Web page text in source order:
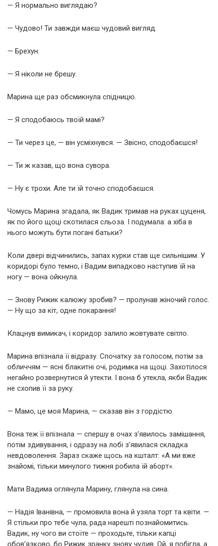
— Я нормально виглядаю?
— Чудово! Ти завжди маєш чудовий вигляд.
— Брехун.
— Я ніколи не брешу.
Марина ще раз обсмикнула спідницю.
— Я сподобаюсь твоїй мамі?
— Ти через це, — він усміхнувся. — Звісно, сподобаєшся!
— Ти ж казав, що вона сувора.
— Ну є трохи. Але ти їй точно сподобаєшся.
Чомусь Марина згадала, як Вадик тримав на руках цуценя,
як по його щоці скотилася сльоза. І подумала: а хіба в
нього можуть бути погані батьки?
Коли двері відчинились, запах курки став ще сильнішим. У
коридорі було темно, і Вадим випадково наступив їй на
ногу — вона ойкнула.
— Знову Рижик калюжу зробив? — пролунав жіночий голос.
— Ну що за кіт, одне покарання!
Клацнув вимикач, і коридор залило жовтувате світло.
Марина впізнала її відразу. Спочатку за голосом, потім за
обличчям — ясні блакитні очі, родимка на щоці. Захотілося
негайно розвернутися й утекти. І вона б утекла, якби Вадик
не схопив її за руку.
— Мамо, це моя Марина, — сказав він з гордістю.
Вона теж її впізнала — спершу в очах з’явилось замішання,
потім здивування, і одразу на лобі з’явилася складка
невдоволення. Зараз скаже щось на кшталт: «А ми вже
знайомі, тільки минулого тижня робила їй a6opт».
Мати Вадима оглянула Марину, глянула на сина.
— Надія Іванівна, — промовила вона й узяла торт та квіти. —
Я стільки про тебе чула, рада нарешті познайомитись.
Вадик, ну чого ви стоїте — проходьте, тільки капці
обов’язково, бо Рижик зранку знову чудив. Ой, я побігла, а